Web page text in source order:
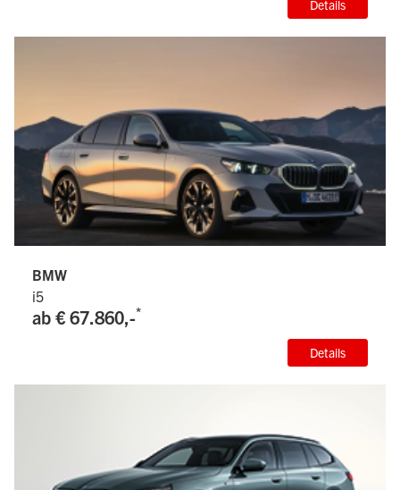
Details
BMW
i5
ab € 67.860,-*
Details